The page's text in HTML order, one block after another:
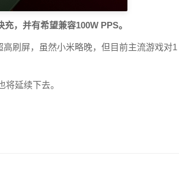
，并有希望兼容100W PPS。
刷屏，虽然小米略晚，但目前主流游戏对1
延续下去。